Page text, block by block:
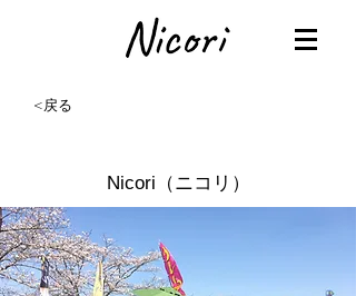
<戻る
Nicori（ニコリ）